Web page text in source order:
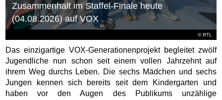
©RTL
Zusammenhalt im Staffel-Finale heute
(04.08.2026) auf VOX
Das einzigartige VOX-Generationenprojekt begleitet zwölf
Jugendliche nun schon seit einem vollen Jahrzehnt auf
ihrem Weg durchs Leben. Die sechs Mädchen und sechs
Jungen kennen sich bereits seit dem Kindergarten und
haben vor den Augen des Publikums unzählige